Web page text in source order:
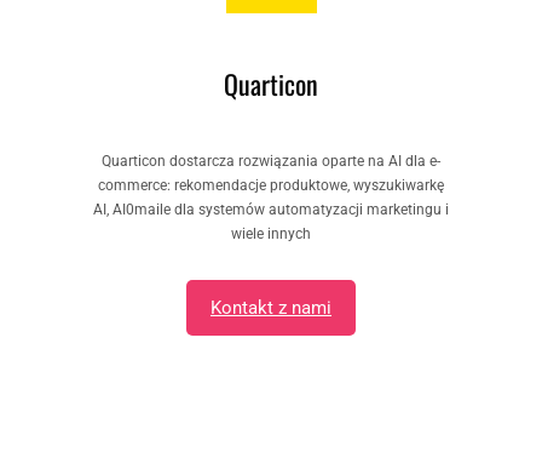
Quarticon
Quarticon dostarcza rozwiązania oparte na AI dla e-
commerce: rekomendacje produktowe, wyszukiwarkę
AI, AI0maile dla systemów automatyzacji marketingu i
wiele innych
Kontakt z nami